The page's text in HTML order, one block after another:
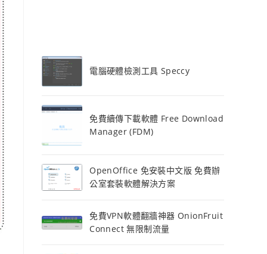
電腦硬體檢測工具 Speccy
免費續傳下載軟體 Free Download
Manager (FDM)
OpenOffice 免安裝中文版 免費辦
公室套裝軟體解決方案
免費VPN軟體翻牆神器 OnionFruit
Connect 無限制流量